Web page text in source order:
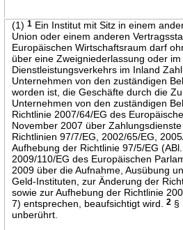
(1)1 Ein Institut mit Sitz in einem
Union oder einem anderen
Europäischen Wirtschaftsraum darf
über eine Zweigniederlassung oder
Dienstleistungsverkehrs im Inland
Unternehmen von den zuständigen
worden ist, die Geschäfte durch die
Unternehmen von den zuständigen
Richtlinie 2007/64/EG des
November 2007 über
Richtlinien 97/7/EG, 2002/65/EG,
Aufhebung der Richtlinie 97/5/EG
2009/110/EG des Europäischen
2009 über die Aufnahme, Ausübung
Geld-Instituten, zur Änderung der
sowie zur Aufhebung der Richtlinie
7) entsprechen, beaufsichtigt wird.2 §
unberührt.